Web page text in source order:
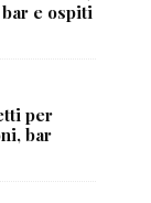
e ospiti
per
bar